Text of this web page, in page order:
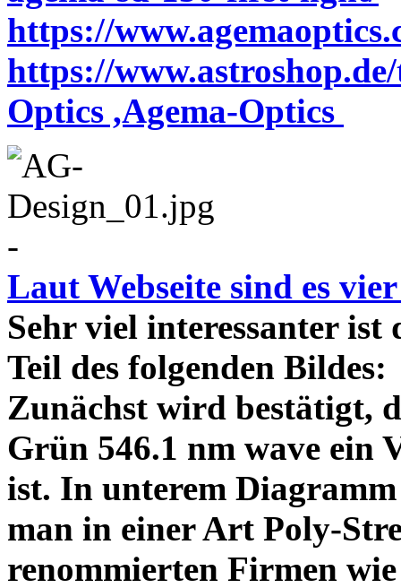
https://
https://
Optics ,Agema-Optics
-
Laut Webseite sind es
Sehr viel interessanter
Teil des folgenden
Zunächst wird bestätigt,
Grün 546.1 nm wave ein
ist. In unterem
man in einer Art Poly-
renommierten Firmen